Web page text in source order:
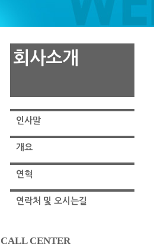
회사소개
인사말
개요
연혁
연락처 및 오시는길
CALL CENTER